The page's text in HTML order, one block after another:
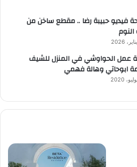
فيديو حبيبة رضا .. مقطع ساخن من
عمل الحواوشي في المنزل للشيف
ابوحاتي وهالة فهمي